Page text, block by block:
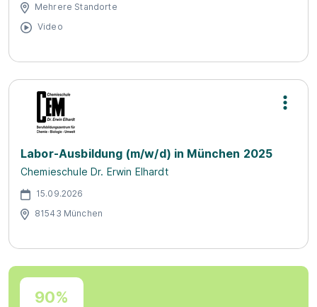
Mehrere Standorte
Video
Labor-Ausbildung (m/w/d) in München 2025
Chemieschule Dr. Erwin Elhardt
15.09.2026
81543 München
90%